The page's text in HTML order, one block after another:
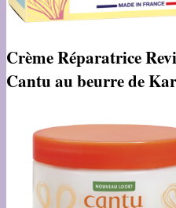
Crème Réparatrice
Cantu au beurre de